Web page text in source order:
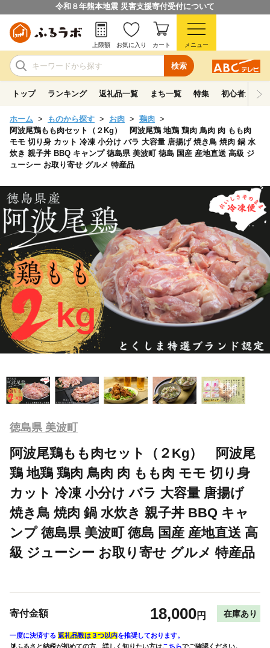
令和８年熊本地震 災害支援寄付受付について
検索
上限額 お気に入り カート メニュー
トップ ランキング 返礼品一覧 まち一覧 特集 初心者ガイド
ホーム ものから探す お肉
鶏肉
阿波尾鶏もも肉セット（２Kg） 阿波尾鶏 地鶏 鶏肉 鳥肉 肉 もも肉
モモ 切り身 カット 冷凍 小分け バラ 大容量 唐揚げ 焼き鳥 焼肉 鍋 水
炊き 親子丼 BBQ キャンプ 徳島県 美波町 徳島 国産 産地直送 高級 ジ
ューシー お取り寄せ グルメ 特産品
徳島県 美波町
阿波尾鶏もも肉セット（２Kg） 阿波尾
鶏 地鶏 鶏肉 鳥肉 肉 もも肉 モモ 切り身
カット 冷凍 小分け バラ 大容量 唐揚げ
焼き鳥 焼肉 鍋 水炊き 親子丼 BBQ キャ
ンプ 徳島県 美波町 徳島 国産 産地直送 高
級 ジューシー お取り寄せ グルメ 特産品
寄付金額 18,000円 在庫あり
一度に決済する 返礼品数は３つ以内を推奨しております。
🔰ふるさと納税が初めての方、詳しく知りたい方はこちらでご確認ください。